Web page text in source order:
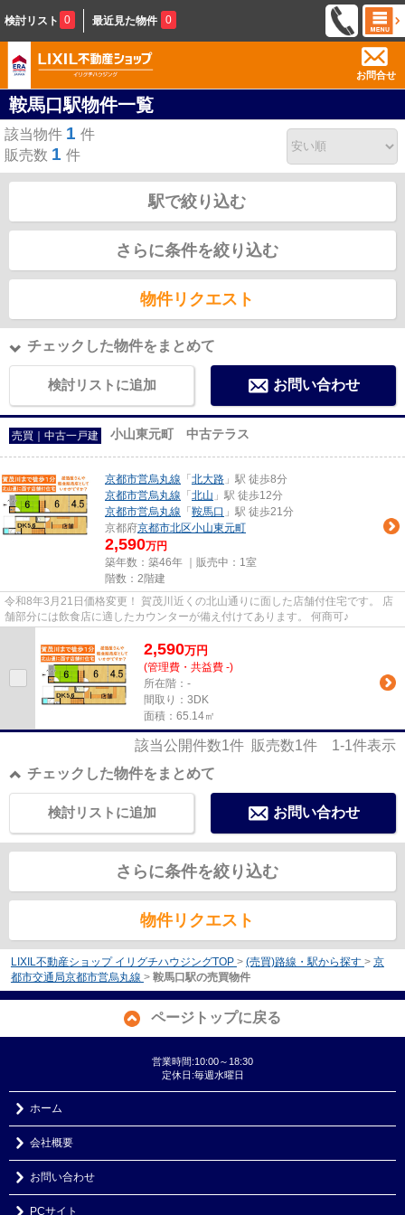
検討リスト 0 最近見た物件 0
お問合せ
鞍馬口駅物件一覧
該当物件 1 件
販売数 1 件
駅で絞り込む
さらに条件を絞り込む
物件リクエスト
チェックした物件をまとめて
検討リストに追加 お問い合わせ
売買｜中古一戸建 小山東元町 中古テラス
京都市営烏丸線 「 北大路 」駅 徒歩8分
京都市営烏丸線 「 北山 」駅 徒歩12分
京都市営烏丸線 「 鞍馬口 」駅 徒歩21分
京都府京都市北区小山東元町
2,590万円
築年数：築46年 ｜販売中： 1室
階数：2階建
令和8年3月21日価格変更！ 賀茂川近くの北山通りに面した店舗付住宅です。 店
舗部分には飲食店に適したカウンターが備え付けてあります。 何商可♪
2,590万円
(管理費・共益費 -)
所在階：-
間取り：3DK
面積：65.14㎡
該当公開件数1件 販売数1件 1-1件表示
チェックした物件をまとめて
お問い合わせ
検討リストに追加
さらに条件を絞り込む
物件リクエスト
LIXIL不動産ショップ イリグチハウジングTOP > (売買)路線・駅から探す > 京
都市交通局京都市営烏丸線 > 鞍馬口駅の売買物件
ページトップに戻る
営業時間:10:00～18:30
定休日:毎週水曜日
ホーム
会社概要
お問い合わせ
PCサイト